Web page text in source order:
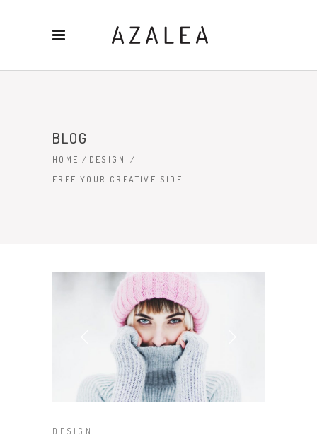
BLOG
HOME / DESIGN
/
FREE YOUR CREATIVE SIDE
DESIGN